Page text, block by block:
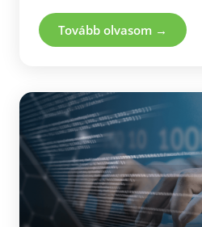
gyorsabb és pontosabb
Az AI-alapú, egyedi
elemeznek, hanem előre
átláthatóság és az üzleti
logika is biztosított. Az
nem technológiai kérdés,
választás.
Tovább olvasom →